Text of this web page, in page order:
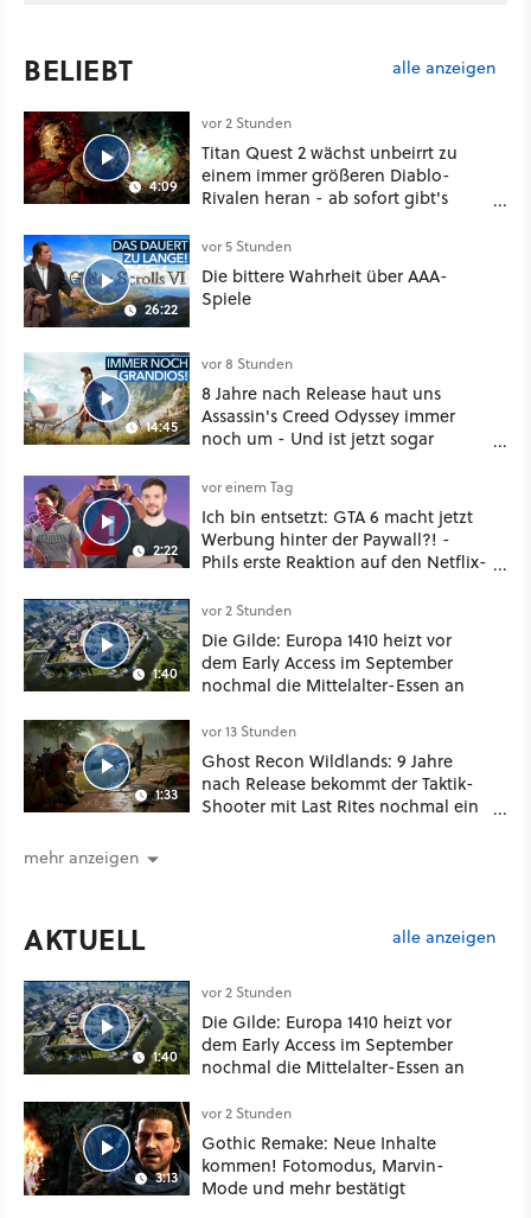
BELIEBT alle anzeigen
4:09
vor 2 Stunden
Titan Quest 2 wächst unbeirrt zu
einem immer größeren Diablo-
Rivalen heran - ab sofort gibt's
Klasse
26:22
vor 5 Stunden
Die bittere Wahrheit über AAA-
Spiele
14:45
vor 8 Stunden
8 Jahre nach Release haut uns
Assassin's Creed Odyssey immer
noch um - Und ist jetzt sogar
2:22
vor einem Tag
Ich bin entsetzt: GTA 6 macht jetzt
Werbung hinter der Paywall?! -
Phils erste Reaktion auf den Netflix-
1:40
vor 2 Stunden
Die Gilde: Europa 1410 heizt vor
dem Early Access im September
nochmal die Mittelalter-Essen an
1:33
vor 13 Stunden
Ghost Recon Wildlands: 9 Jahre
nach Release bekommt der Taktik-
Shooter mit Last Rites nochmal ein
mehr anzeigen
AKTUELL alle anzeigen
1:40
vor 2 Stunden
Die Gilde: Europa 1410 heizt vor
dem Early Access im September
nochmal die Mittelalter-Essen an
3:13
vor 2 Stunden
Gothic Remake: Neue Inhalte
kommen! Fotomodus, Marvin-
Mode und mehr bestätigt